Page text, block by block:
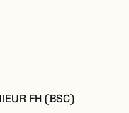
FH (BSC)